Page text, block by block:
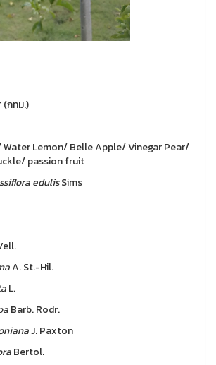
กทม.)
Lemon/ Belle Apple/ Vinegar Pear/
passion fruit
edulisSims
A. St.-Hil.
L.
Barb. Rodr.
J. Paxton
Bertol.